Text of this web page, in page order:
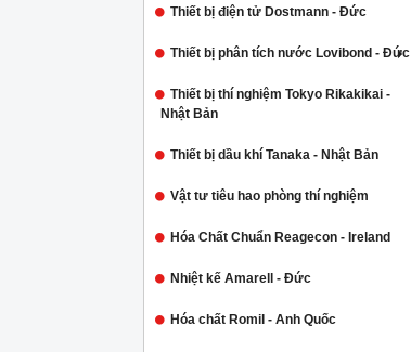
Thiết bị điện tử Dostmann - Đức
Thiết bị phân tích nước Lovibond - Đức
Thiết bị thí nghiệm Tokyo Rikakikai -
Nhật Bản
Thiết bị dầu khí Tanaka - Nhật Bản
Vật tư tiêu hao phòng thí nghiệm
Hóa Chất Chuẩn Reagecon - Ireland
Nhiệt kế Amarell - Đức
Hóa chất Romil - Anh Quốc